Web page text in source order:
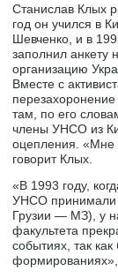
Станислав Клых
год он учился в
Шевченко, и в
заполнил анкету
организацию
Вместе с
там, по его
члены УНСО из
оцепления. «Мне
говорит Клых.
«В 1993 году,
УНСО принимали
Грузии — МЗ), у
факультета
событиях, так